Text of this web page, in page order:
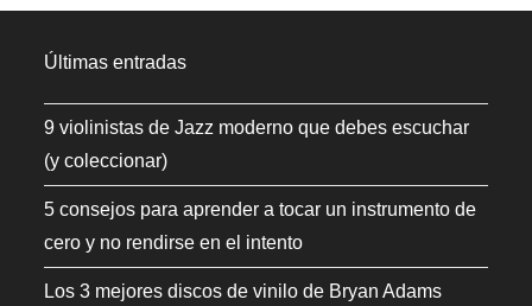
Últimas entradas
9 violinistas de Jazz moderno que debes escuchar
(y coleccionar)
5 consejos para aprender a tocar un instrumento de
cero y no rendirse en el intento
Los 3 mejores discos de vinilo de Bryan Adams